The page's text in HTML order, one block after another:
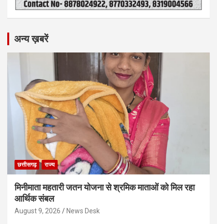
अन्य ख़बरें
छत्तीसगढ़ राज्य
मिनीमाता महतारी जतन योजना से श्रमिक माताओं को मिल रहा
आर्थिक संबल
August 9, 2026 News Desk